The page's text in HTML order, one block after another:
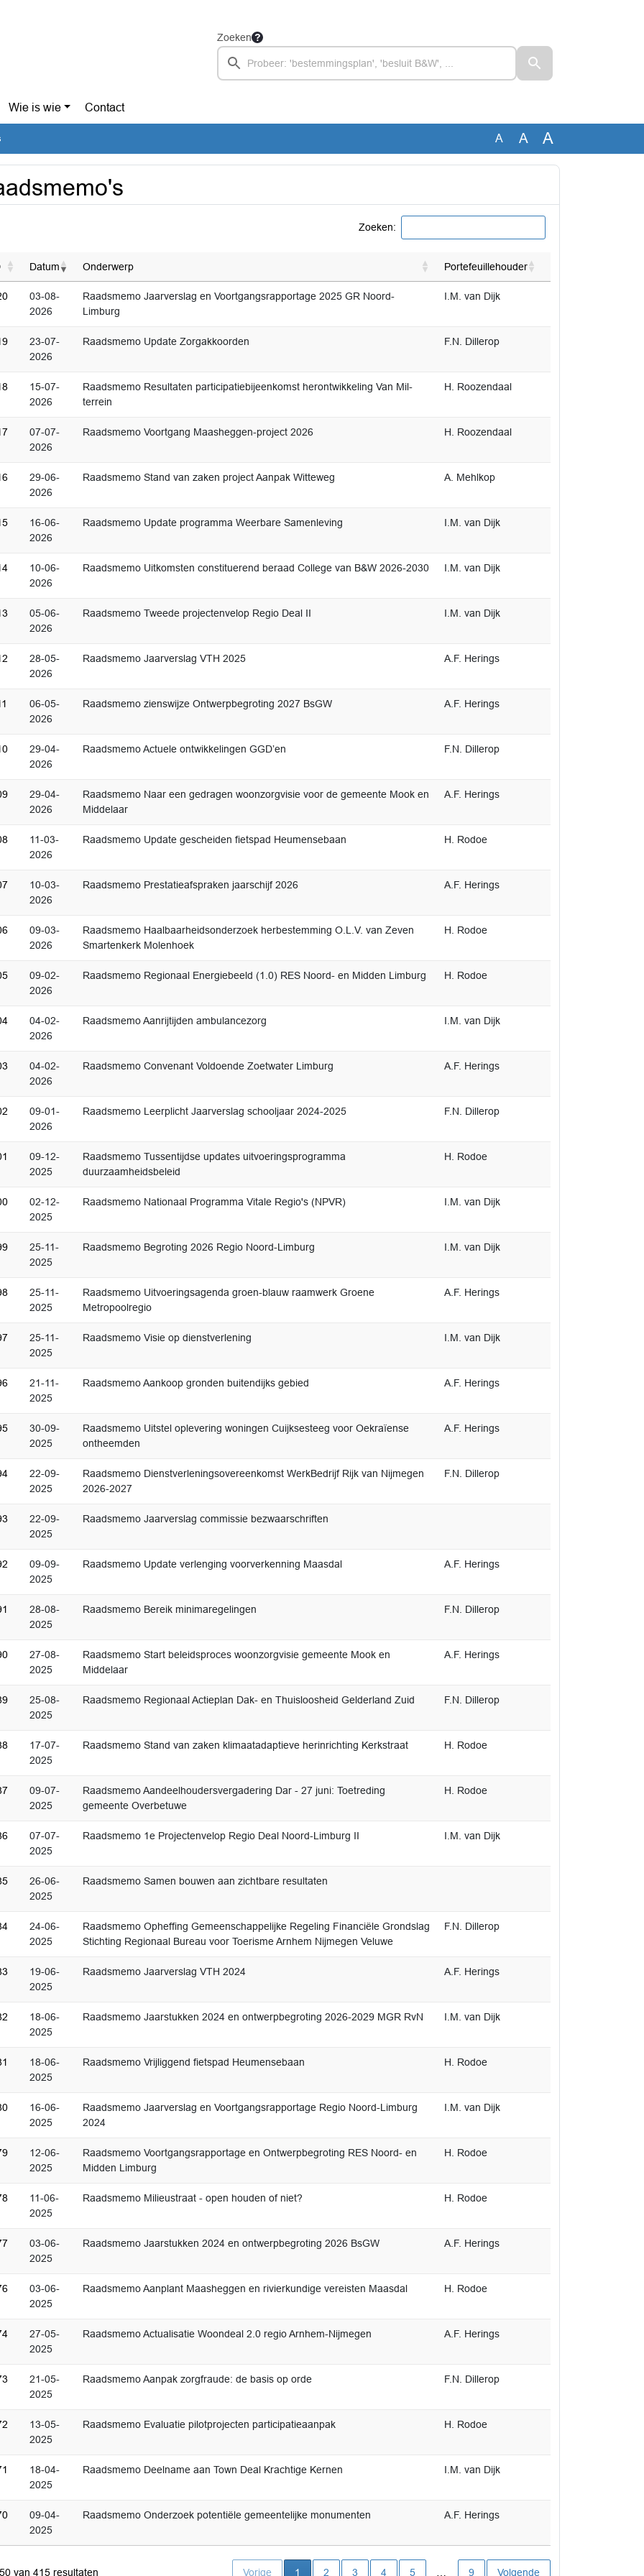
Zoeken
Wie is wie Contact
A A A
Zoeken:
Datum Onderwerp Portefeuillehouder
03-08-
2026
Raadsmemo Jaarverslag en Voortgangsrapportage 2025 GR Noord-
Limburg
I.M. van Dijk
23-07-
2026
Raadsmemo Update Zorgakkoorden F.N. Dillerop
15-07-
2026
Raadsmemo Resultaten participatiebijeenkomst herontwikkeling Van Mil-
terrein
H. Roozendaal
07-07-
2026
Raadsmemo Voortgang Maasheggen-project 2026 H. Roozendaal
29-06-
2026
Raadsmemo Stand van zaken project Aanpak Witteweg A. Mehlkop
16-06-
2026
Raadsmemo Update programma Weerbare Samenleving I.M. van Dijk
10-06-
2026
Raadsmemo Uitkomsten constituerend beraad College van B&W 2026-2030 I.M. van Dijk
05-06-
2026
Raadsmemo Tweede projectenvelop Regio Deal II I.M. van Dijk
28-05-
2026
Raadsmemo Jaarverslag VTH 2025 A.F. Herings
06-05-
2026
Raadsmemo zienswijze Ontwerpbegroting 2027 BsGW A.F. Herings
29-04-
2026
Raadsmemo Actuele ontwikkelingen GGD’en F.N. Dillerop
29-04-
2026
Raadsmemo Naar een gedragen woonzorgvisie voor de gemeente Mook en
Middelaar
A.F. Herings
11-03-
2026
Raadsmemo Update gescheiden fietspad Heumensebaan H. Rodoe
10-03-
2026
Raadsmemo Prestatieafspraken jaarschijf 2026 A.F. Herings
09-03-
2026
Raadsmemo Haalbaarheidsonderzoek herbestemming O.L.V. van Zeven
Smartenkerk Molenhoek
H. Rodoe
09-02-
2026
Raadsmemo Regionaal Energiebeeld (1.0) RES Noord- en Midden Limburg H. Rodoe
04-02-
2026
Raadsmemo Aanrijtijden ambulancezorg I.M. van Dijk
04-02-
2026
Raadsmemo Convenant Voldoende Zoetwater Limburg A.F. Herings
09-01-
2026
Raadsmemo Leerplicht Jaarverslag schooljaar 2024-2025 F.N. Dillerop
09-12-
2025
Raadsmemo Tussentijdse updates uitvoeringsprogramma
duurzaamheidsbeleid
H. Rodoe
02-12-
2025
Raadsmemo Nationaal Programma Vitale Regio's (NPVR) I.M. van Dijk
25-11-
2025
Raadsmemo Begroting 2026 Regio Noord-Limburg I.M. van Dijk
25-11-
2025
Raadsmemo Uitvoeringsagenda groen-blauw raamwerk Groene
Metropoolregio
A.F. Herings
25-11-
2025
Raadsmemo Visie op dienstverlening I.M. van Dijk
21-11-
2025
Raadsmemo Aankoop gronden buitendijks gebied A.F. Herings
30-09-
2025
Raadsmemo Uitstel oplevering woningen Cuijksesteeg voor Oekraïense
ontheemden
A.F. Herings
22-09-
2025
Raadsmemo Dienstverleningsovereenkomst WerkBedrijf Rijk van Nijmegen
2026-2027
F.N. Dillerop
22-09-
2025
Raadsmemo Jaarverslag commissie bezwaarschriften
09-09-
2025
Raadsmemo Update verlenging voorverkenning Maasdal A.F. Herings
28-08-
2025
Raadsmemo Bereik minimaregelingen F.N. Dillerop
27-08-
2025
Raadsmemo Start beleidsproces woonzorgvisie gemeente Mook en
Middelaar
A.F. Herings
25-08-
2025
Raadsmemo Regionaal Actieplan Dak- en Thuisloosheid Gelderland Zuid F.N. Dillerop
17-07-
2025
Raadsmemo Stand van zaken klimaatadaptieve herinrichting Kerkstraat H. Rodoe
09-07-
2025
Raadsmemo Aandeelhoudersvergadering Dar - 27 juni: Toetreding
gemeente Overbetuwe
H. Rodoe
07-07-
2025
Raadsmemo 1e Projectenvelop Regio Deal Noord-Limburg II I.M. van Dijk
26-06-
2025
Raadsmemo Samen bouwen aan zichtbare resultaten
24-06-
2025
Raadsmemo Opheffing Gemeenschappelijke Regeling Financiële Grondslag
Stichting Regionaal Bureau voor Toerisme Arnhem Nijmegen Veluwe
F.N. Dillerop
19-06-
2025
Raadsmemo Jaarverslag VTH 2024 A.F. Herings
18-06-
2025
Raadsmemo Jaarstukken 2024 en ontwerpbegroting 2026-2029 MGR RvN I.M. van Dijk
18-06-
2025
Raadsmemo Vrijliggend fietspad Heumensebaan H. Rodoe
16-06-
2025
Raadsmemo Jaarverslag en Voortgangsrapportage Regio Noord-Limburg
2024
I.M. van Dijk
12-06-
2025
Raadsmemo Voortgangsrapportage en Ontwerpbegroting RES Noord- en
Midden Limburg
H. Rodoe
11-06-
2025
Raadsmemo Milieustraat - open houden of niet? H. Rodoe
03-06-
2025
Raadsmemo Jaarstukken 2024 en ontwerpbegroting 2026 BsGW A.F. Herings
03-06-
2025
Raadsmemo Aanplant Maasheggen en rivierkundige vereisten Maasdal H. Rodoe
27-05-
2025
Raadsmemo Actualisatie Woondeal 2.0 regio Arnhem-Nijmegen A.F. Herings
21-05-
2025
Raadsmemo Aanpak zorgfraude: de basis op orde F.N. Dillerop
13-05-
2025
Raadsmemo Evaluatie pilotprojecten participatieaanpak H. Rodoe
18-04-
2025
Raadsmemo Deelname aan Town Deal Krachtige Kernen I.M. van Dijk
09-04-
2025
Raadsmemo Onderzoek potentiële gemeentelijke monumenten A.F. Herings
van 415 resultaten Vorige 1 Huidige pagina
2 3 4 5 9 Volgende